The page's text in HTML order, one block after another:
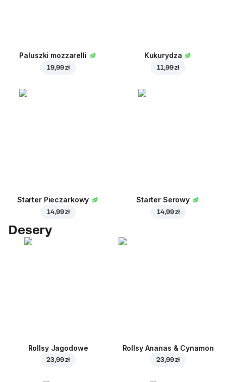
Paluszki mozzarelli
19,99 zł
Kukurydza
11,99 zł
Starter Pieczarkowy
14,99 zł
Starter Serowy
14,99 zł
Desery
Rollsy Jagodowe
23,99 zł
Rollsy Ananas & Cynamon
23,99 zł